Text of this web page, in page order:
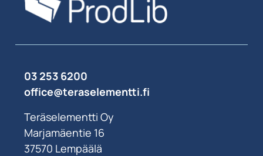
03 253 6200
office@teraselementti.ﬁ
Teräselementti Oy
Marjamäentie 16
37570 Lempäälä